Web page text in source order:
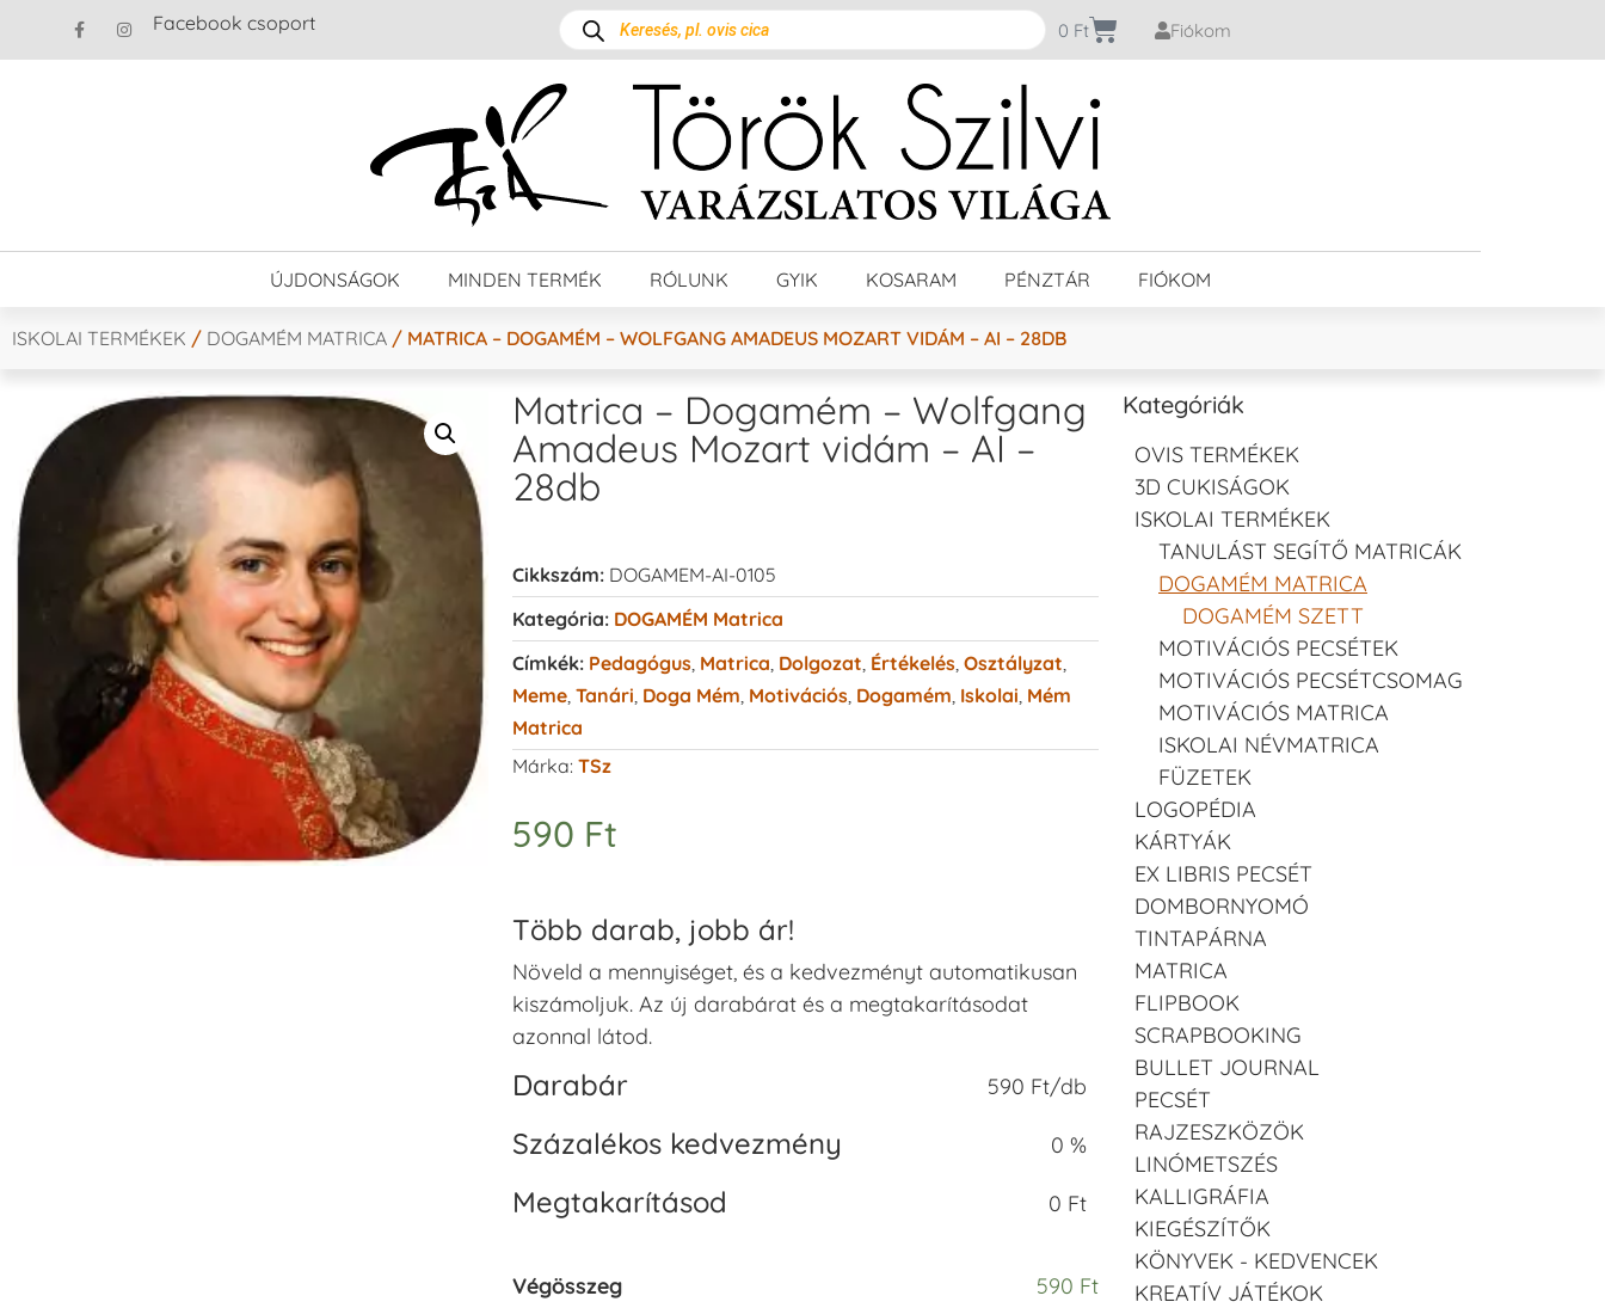
Facebook csoport 0 Ft Fiókom
ÚJDONSÁGOK MINDEN TERMÉK RÓLUNK GYIK KOSARAM PÉNZTÁR FIÓKOM
ISKOLAI TERMÉKEK / DOGAMÉM MATRICA / MATRICA – DOGAMÉM – WOLFGANG AMADEUS MOZART VIDÁM – AI – 28DB
Matrica – Dogamém – Wolfgang
Amadeus Mozart vidám – AI –
28db
Cikkszám: DOGAMEM-AI-0105
Kategória: DOGAMÉM Matrica
Címkék: Pedagógus, Matrica Dolgozat Értékelés, Osztályzat
Meme, Tanári Doga Mém Motivációs, Dogamém Iskolai Mém
Matrica
Márka: TSz
590 Ft
Több darab, jobb ár!
Növeld a mennyiséget, és a kedvezményt automatikusan
kiszámoljuk. Az új darabárat és a megtakarításodat
azonnal látod.
Darabár 590 Ft/db
Százalékos kedvezmény 0 %
Megtakarításod 0 Ft
Végösszeg 590 Ft
Kategóriák
OVIS TERMÉKEK
3D CUKISÁGOK
ISKOLAI TERMÉKEK
TANULÁST SEGÍTŐ MATRICÁK
DOGAMÉM MATRICA
DOGAMÉM SZETT
MOTIVÁCIÓS PECSÉTEK
MOTIVÁCIÓS PECSÉTCSOMAG
MOTIVÁCIÓS MATRICA
ISKOLAI NÉVMATRICA
FÜZETEK
LOGOPÉDIA
KÁRTYÁK
EX LIBRIS PECSÉT
DOMBORNYOMÓ
TINTAPÁRNA
MATRICA
FLIPBOOK
SCRAPBOOKING
BULLET JOURNAL
PECSÉT
RAJZESZKÖZÖK
LINÓMETSZÉS
KALLIGRÁFIA
KIEGÉSZÍTŐK
KÖNYVEK - KEDVENCEK
KREATÍV JÁTÉKOK